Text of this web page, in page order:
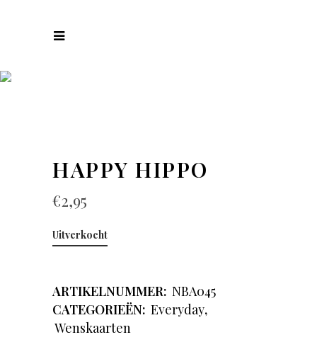
HAPPY HIPPO
€2,95
Uitverkocht
ARTIKELNUMMER: NBA045
CATEGORIEËN: Everyday,
Wenskaarten